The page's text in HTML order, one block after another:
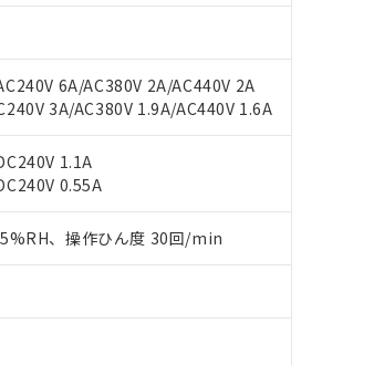
6A/AC380V 2A/AC440V 2A
3A/AC380V 1.9A/AC440V 1.6A
1.1A
0.55A
、操作ひん度 30回/min
商品の当社在庫状況および標準価格(税抜)を提供
本サービスの対象外となる商品もあることをご了
記載している更新日時点での社内データに基づき
在庫および標準価格とは異なる場合があることを
様のお取引先、またはお客様担当のオムロン制御
事前の承諾なく第三者に漏洩または開示しないよ
ビス）をご利用いただくには、I-Webメンバーズ
たものが、含有品と判明した場合などやむを得ず
ミウム(Cd) 100ppm以下、
類(PBB) 1000ppm以下、ポリ臭化ジフェニルエーテル類
以下、フタル酸ブチルベンジル（BBP） 1000ppm以下
1000ppm以下
用除外項目は除く。
図的な使用がないことを確認しています。
が前後することがあります。
基準値以下であることを示します。
準値を超えていることを示します。
合わせください。
ム) : 100ppm、
ル類) : 1000ppm、 PBDEs(ポリ臭化ジフェニルエーテル類) :
が外部に漏えいし、環境に深刻な影響を及ぼさ
為替および外国貿易法に定める商品（以下｢規制
合は、日本国政府の輸出許可(または役務取引許可
全に破砕するなど、違法に輸出されないよう必要
、化学兵器、生物兵器またはその他武器並びにこ
る関係者が違法に輸出するおそれがある場合は、